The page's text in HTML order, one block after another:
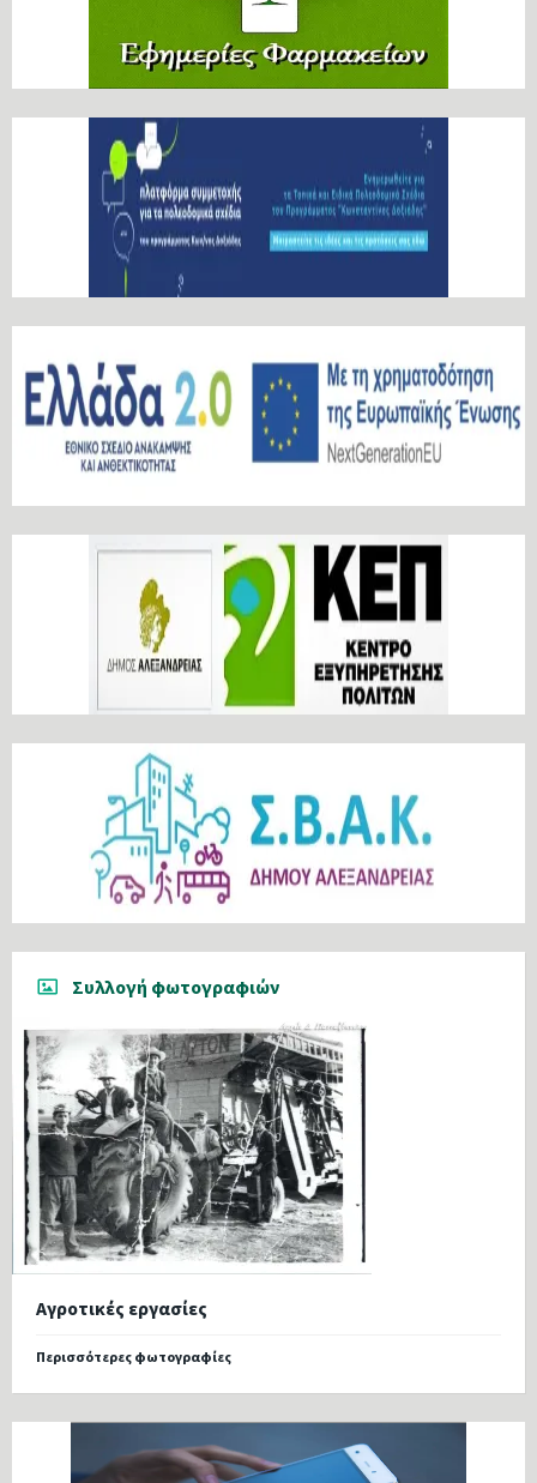
Συλλογή φωτογραφιών
Αγροτικές εργασίες
Περισσότερες φωτογραφίες